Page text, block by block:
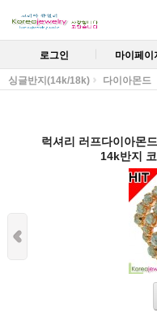
로그인 마이페이
싱글반지(14k/18k) 다이아몬드
럭셔리 러프다이아몬
14k반지